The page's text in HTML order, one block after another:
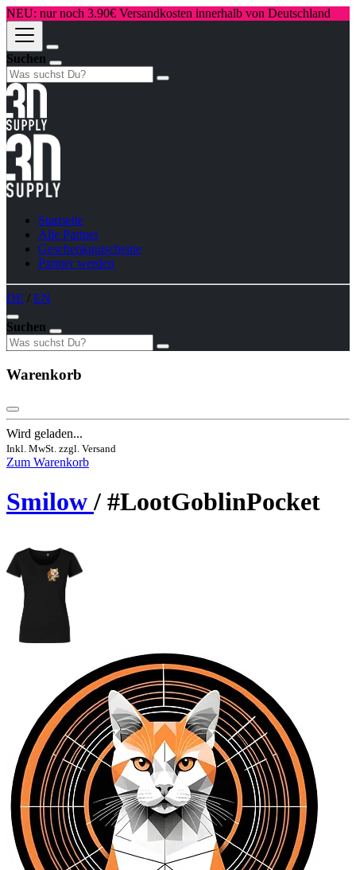
NEU: nur noch 3.90€ Versandkosten innerhalb von Deutschland
Suchen
Startseite
Alle Partner
Geschenkgutscheine
Partner werden
DE / EN
Suchen
Warenkorb
Wird geladen...
Inkl. MwSt. zzgl. Versand
Zum Warenkorb
Smilow / #LootGoblinPocket